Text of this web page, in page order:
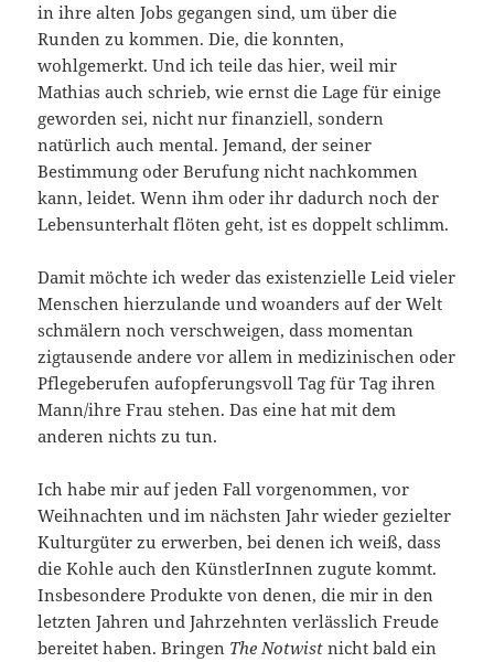
in ihre alten Jobs gegangen sind, um über die
Runden zu kommen. Die, die konnten,
wohlgemerkt. Und ich teile das hier, weil mir
Mathias auch schrieb, wie ernst die Lage für einige
geworden sei, nicht nur finanziell, sondern
natürlich auch mental. Jemand, der seiner
Bestimmung oder Berufung nicht nachkommen
kann, leidet. Wenn ihm oder ihr dadurch noch der
Lebensunterhalt flöten geht, ist es doppelt schlimm.
Damit möchte ich weder das existenzielle Leid vieler
Menschen hierzulande und woanders auf der Welt
schmälern noch verschweigen, dass momentan
zigtausende andere vor allem in medizinischen oder
Pflegeberufen aufopferungsvoll Tag für Tag ihren
Mann/ihre Frau stehen. Das eine hat mit dem
anderen nichts zu tun.
Ich habe mir auf jeden Fall vorgenommen, vor
Weihnachten und im nächsten Jahr wieder gezielter
Kulturgüter zu erwerben, bei denen ich weiß, dass
die Kohle auch den KünstlerInnen zugute kommt.
Insbesondere Produkte von denen, die mir in den
letzten Jahren und Jahrzehnten verlässlich Freude
bereitet haben. Bringen The Notwist nicht bald ein